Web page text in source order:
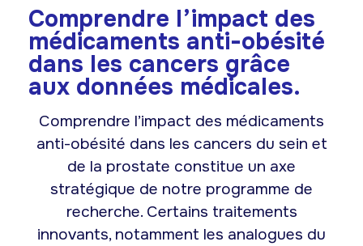
Comprendre l’impact des
médicaments anti-obésité
dans les cancers grâce
aux données médicales.
Comprendre l’impact des médicaments
anti-obésité dans les cancers du sein et
de la prostate constitue un axe
stratégique de notre programme de
recherche. Certains traitements
innovants, notamment les analogues du